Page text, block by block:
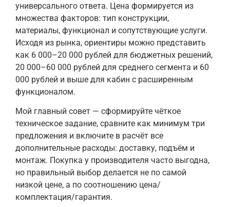
универсального ответа. Цена формируется из
множества факторов: тип конструкции,
материалы, функционал и сопутствующие услуги.
Исходя из рынка, ориентиры можно представить
как 6 000–20 000 рублей для бюджетных решений,
20 000–60 000 рублей для среднего сегмента и 60
000 рублей и выше для кабин с расширенным
функционалом.
Мой главный совет — сформируйте чёткое
техническое задание, сравните как минимум три
предложения и включите в расчёт все
дополнительные расходы: доставку, подъём и
монтаж. Покупка у производителя часто выгодна,
но правильный выбор делается не по самой
низкой цене, а по соотношению цена/
комплектация/гарантия.